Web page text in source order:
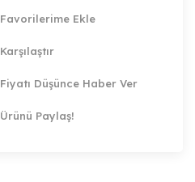
Karşılaştır
Fiyatı Düşünce Haber Ver
Ürünü Paylaş!